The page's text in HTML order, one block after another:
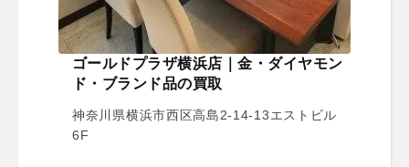
ゴールドプラザ横浜店｜金・ダイヤモン
ド・ブランド品の買取
神奈川県横浜市西区高島2-14-13エストビル
6F